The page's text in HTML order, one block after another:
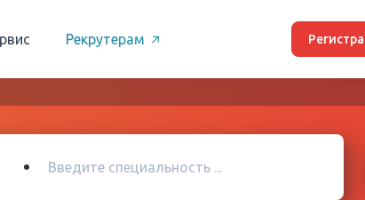
Рекрутерам